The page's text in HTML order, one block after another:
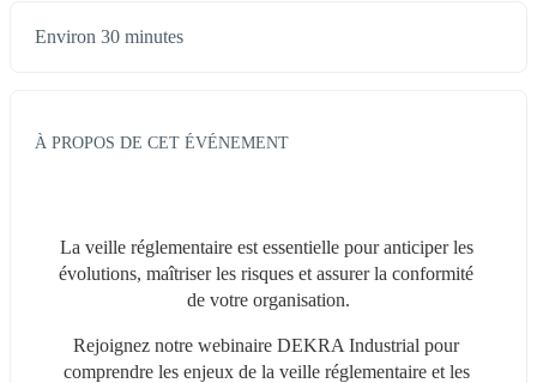
Environ 30 minutes
À PROPOS DE CET ÉVÉNEMENT
La veille réglementaire est essentielle pour anticiper les
évolutions, maîtriser les risques et assurer la conformité
de votre organisation.
Rejoignez notre webinaire DEKRA Industrial pour
comprendre les enjeux de la veille réglementaire et les